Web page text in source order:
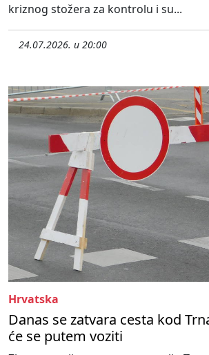
kriznog stožera za kontrolu i su...
24.07.2026. u 20:00
Hrvatska
Danas se zatvara cesta kod
će se putem voziti